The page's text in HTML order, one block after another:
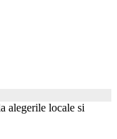
alegerile locale si